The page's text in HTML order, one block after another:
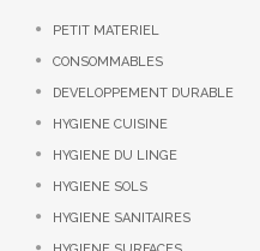
PETIT MATERIEL
CONSOMMABLES
DEVELOPPEMENT DURABLE
HYGIENE CUISINE
HYGIENE DU LINGE
HYGIENE SOLS
HYGIENE SANITAIRES